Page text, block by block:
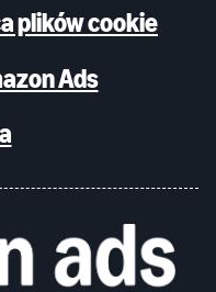
plików cookie
Ads